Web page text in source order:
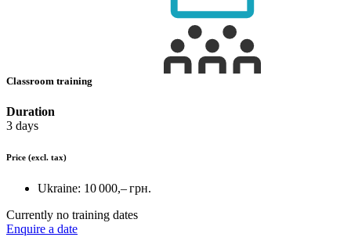
Classroom training
Duration
3 days
Price (excl. tax)
Ukraine: 10 000,– грн.
Currently no training dates
Enquire a date